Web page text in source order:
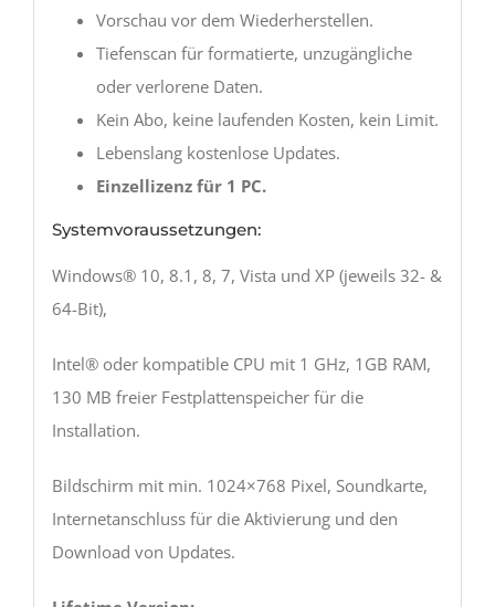
Vorschau vor dem Wiederherstellen.
Tiefenscan für formatierte, unzugängliche
oder verlorene Daten.
Kein Abo, keine laufenden Kosten, kein Limit.
Lebenslang kostenlose Updates.
Einzellizenz für 1 PC.
Systemvoraussetzungen:
Windows® 10, 8.1, 8, 7, Vista und XP (jeweils 32- &
64-Bit),
Intel® oder kompatible CPU mit 1 GHz, 1GB RAM,
130 MB freier Festplattenspeicher für die
Installation.
Bildschirm mit min. 1024×768 Pixel, Soundkarte,
Internetanschluss für die Aktivierung und den
Download von Updates.